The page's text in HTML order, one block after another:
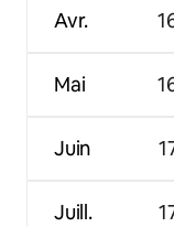
Avr.
Mai
Juin
Juill.